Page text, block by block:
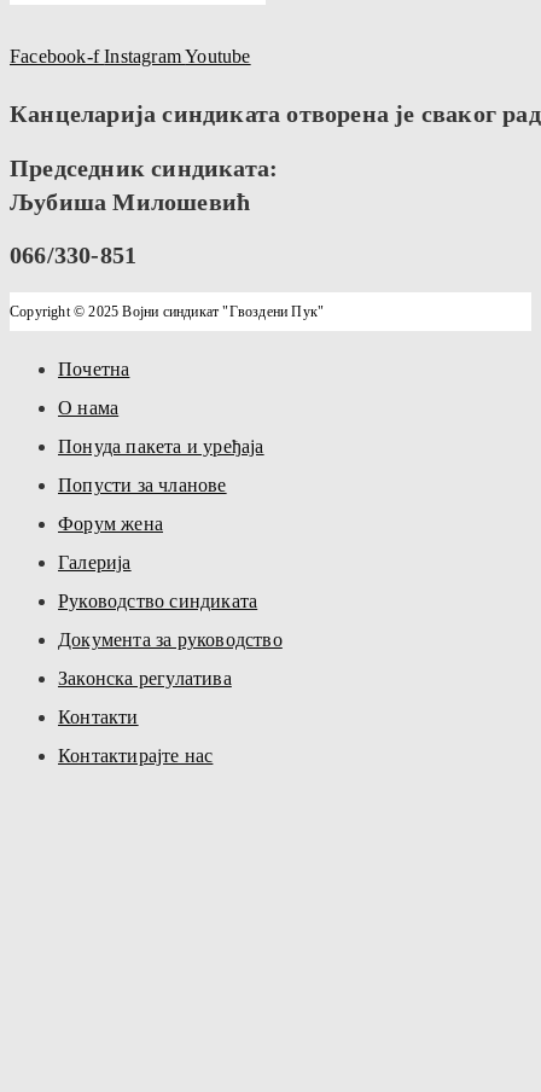
Facebook-f InstagramYoutube
Канцеларија синдиката отворена је сваког
Председник синдиката:
Љубиша Милошевић
066/330-851
Copyright © 2025 Војни синдикат "Гвоздени Пук"
Почетна
О нама
Понуда пакета и уређаја
Попусти за чланове
Форум жена
Галерија
Руководство синдиката
Документа за руководство
Законска регулатива
Контакти
Контактирајте нас